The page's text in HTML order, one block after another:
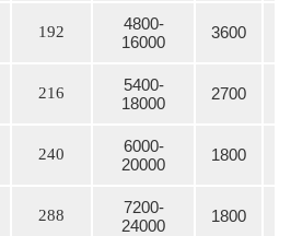
192
4800-
16000
3600
216
5400-
18000
2700
240
6000-
20000
1800
288
7200-
24000
1800